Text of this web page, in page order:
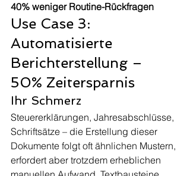
40% weniger Routine-Rückfragen
Use Case 3:
Automatisierte
Berichterstellung –
50% Zeitersparnis
Ihr Schmerz
Steuererklärungen, Jahresabschlüsse,
Schriftsätze – die Erstellung dieser
Dokumente folgt oft ähnlichen Mustern,
erfordert aber trotzdem erheblichen